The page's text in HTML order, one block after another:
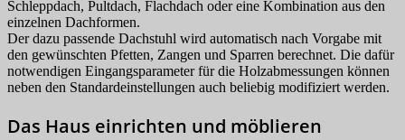
Schleppdach, Pultdach, Flachdach oder eine Kombination aus den
einzelnen Dachformen.
Der dazu passende Dachstuhl wird automatisch nach Vorgabe mit
den gewünschten Pfetten, Zangen und Sparren berechnet. Die dafür
notwendigen Eingangsparameter für die Holzabmessungen können
neben den Standardeinstellungen auch beliebig modifiziert werden.
Das Haus einrichten und möblieren